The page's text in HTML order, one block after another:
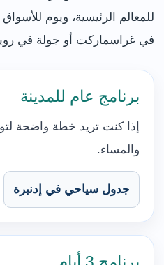
للمعالم الرئيسية، ويوم
في غراسماركت أو جولة في
برنامج عام للمدينة
إذا كنت تريد خطة واضحة
والمساء.
جدول سياحي في إدنبرة
برنامج 3 أيام